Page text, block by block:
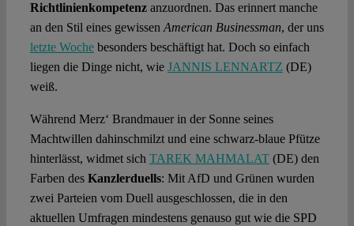
Richtlinienkompetenzanzuordnen. Das erinnert manche
an den Stil eines gewissen American Businessman, der uns
letzte Wochebesonders beschäftigt hat. Doch so einfach
liegen die Dinge nicht, wie JANNIS LENNARTZ (DE)
weiß.
Während Merz‘ Brandmauer in der Sonne seines
Machtwillen dahinschmilzt und eine schwarz-blaue Pfütze
hinterlässt, widmet sich TAREK MAHMALAT(DE) den
Farben des Kanzlerduells: Mit AfD und Grünen wurden
zwei Parteien vom Duell ausgeschlossen, die in den
aktuellen Umfragen mindestens genauso gut wie die SPD